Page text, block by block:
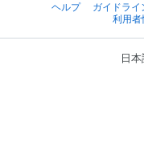
ヘルプ
ガイドライ
利用者
日本